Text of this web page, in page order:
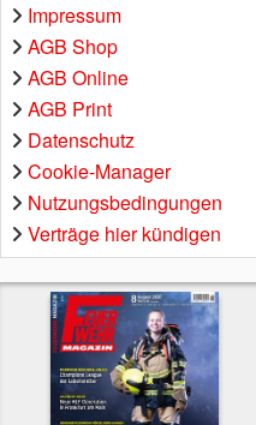
Impressum
AGB Shop
AGB Online
AGB Print
Datenschutz
Cookie-Manager
Nutzungsbedingungen
Verträge hier kündigen